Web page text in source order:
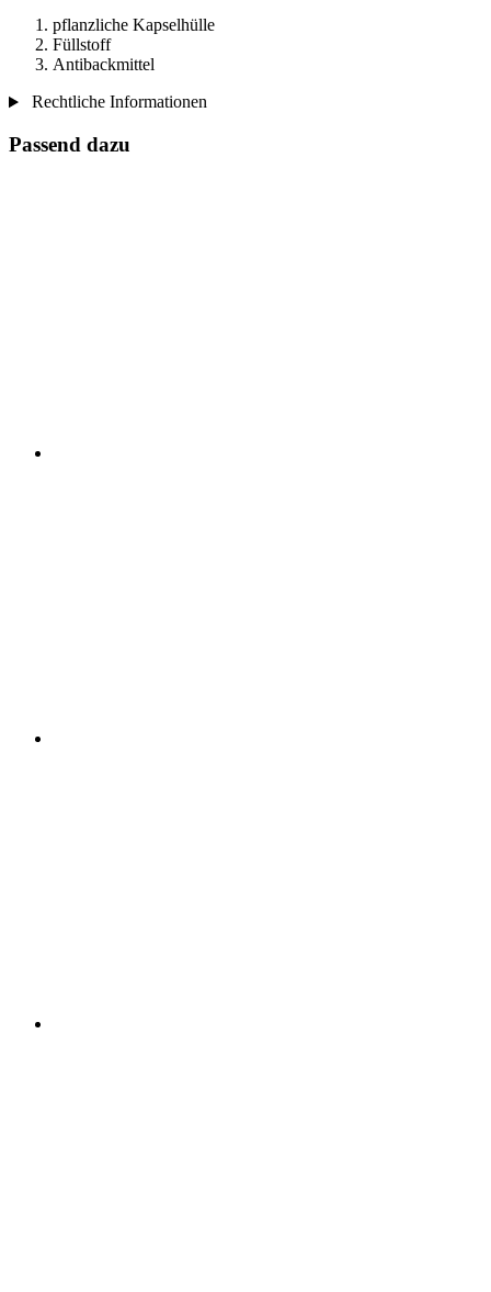
pflanzliche Kapselhülle
Füllstoff
Antibackmittel
Rechtliche Informationen
Passend dazu